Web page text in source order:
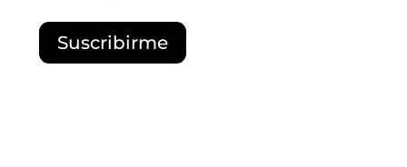
P
o
Suscribirme